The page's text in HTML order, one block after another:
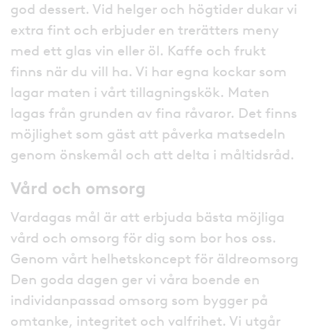
god dessert. Vid helger och högtider dukar vi
extra fint och erbjuder en trerätters meny
med ett glas vin eller öl. Kaffe och frukt
finns när du vill ha. Vi har egna kockar som
lagar maten i vårt tillagningskök. Maten
lagas från grunden av fina råvaror. Det finns
möjlighet som gäst att påverka matsedeln
genom önskemål och att delta i måltidsråd.
Vård och omsorg
Vardagas mål är att erbjuda bästa möjliga
vård och omsorg för dig som bor hos oss.
Genom vårt helhetskoncept för äldreomsorg
Den goda dagen ger vi våra boende en
individanpassad omsorg som bygger på
omtanke, integritet och valfrihet. Vi utgår